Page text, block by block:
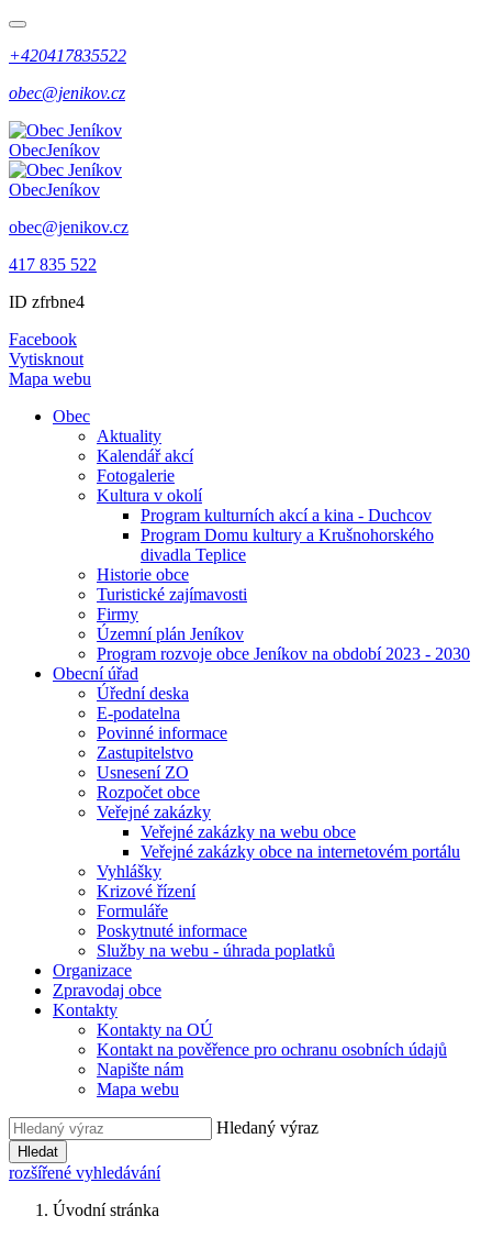
+420417835522
obec@jenikov.cz
ObecJeníkov
ObecJeníkov
obec@jenikov.cz
417 835 522
ID zfrbne4
Facebook
Vytisknout
Mapa webu
Obec
Aktuality
Kalendář akcí
Fotogalerie
Kultura v okolí
Program kulturních akcí a kina - Duchcov
Program Domu kultury a Krušnohorského
divadla Teplice
Historie obce
Turistické zajímavosti
Firmy
Územní plán Jeníkov
Program rozvoje obce Jeníkov na období 2023 - 2030
Obecní úřad
Úřední deska
E-podatelna
Povinné informace
Zastupitelstvo
Usnesení ZO
Rozpočet obce
Veřejné zakázky
Veřejné zakázky na webu obce
Veřejné zakázky obce na internetovém portálu
Vyhlášky
Krizové řízení
Formuláře
Poskytnuté informace
Služby na webu - úhrada poplatků
Organizace
Zpravodaj obce
Kontakty
Kontakty na OÚ
Kontakt na pověřence pro ochranu osobních údajů
Napište nám
Mapa webu
Hledaný výraz
Hledat
rozšířené vyhledávání
Úvodní stránka